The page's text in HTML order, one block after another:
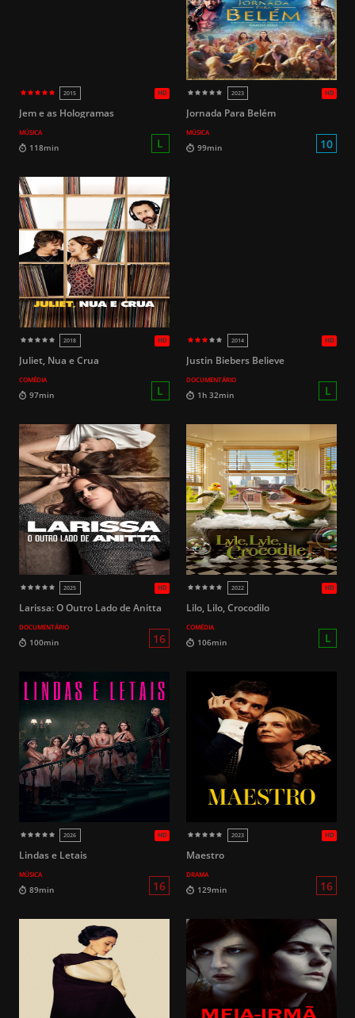
2008
HD
HD
2019 2022
14 143min
L
113min 12
Jem e as Hologramas
MÚSICA
Jornada Para Belém
MÚSICA
Juliet, Nua e Crua
COMÉDIA
Justin Biebers Believe
DOCUMENTÁRIO
Larissa: O Outro Lado de Anitta
DOCUMENTÁRIO
Lilo, Lilo, Crocodilo
COMÉDIA
Lindas e Letais
MÚSICA
Maestro
DRAMA